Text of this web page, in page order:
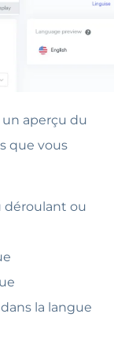
un aperçu du
que vous
déroulant ou
la langue